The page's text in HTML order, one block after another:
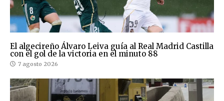
El algecireño Álvaro Leiva guía al Real Madrid Castilla
con el gol de la victoria en el minuto 88
7 agosto 2026